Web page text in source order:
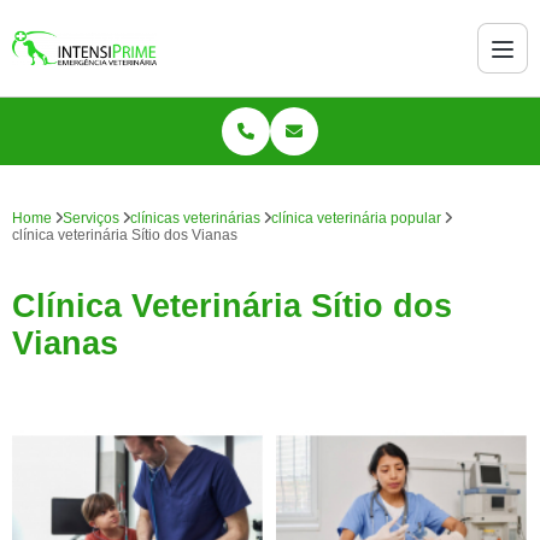
Home Serviços clínicas veterinárias
clínica veterinária popular
clínica veterinária Sítio dos Vianas
Clínica Veterinária Sítio dos
Vianas